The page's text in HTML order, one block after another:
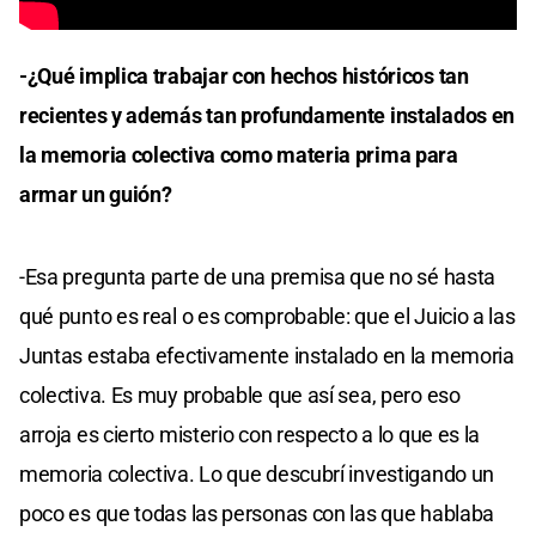
-¿Qué implica trabajar con hechos históricos tan
recientes y además tan profundamente instalados en
la memoria colectiva como materia prima para
armar un guión?
-Esa pregunta parte de una premisa que no sé hasta
qué punto es real o es comprobable: que el Juicio a las
Juntas estaba efectivamente instalado en la memoria
colectiva. Es muy probable que así sea, pero eso
arroja es cierto misterio con respecto a lo que es la
memoria colectiva. Lo que descubrí investigando un
poco es que todas las personas con las que hablaba